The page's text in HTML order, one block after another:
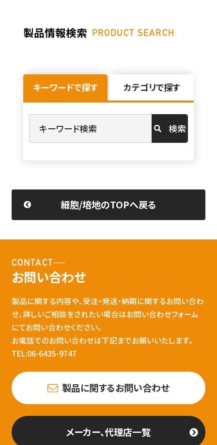
製品情報検索 PRODUCT SEARCH
キーワードで探す カテゴリで探す
検索
細胞/培地のTOPへ戻る
CONTACT
お問い合わせ
製品に関する内容や、受注・発送・納期に関するお問い合わ
せ、詳しいご相談をされたい場合はお問い合わせフォーム
にてお問い合わせください。
お電話でのお問い合わせは下記までお願いいたします。
TEL:06-6435-9747
製品に関するお問い合わせ
メーカー、代理店一覧